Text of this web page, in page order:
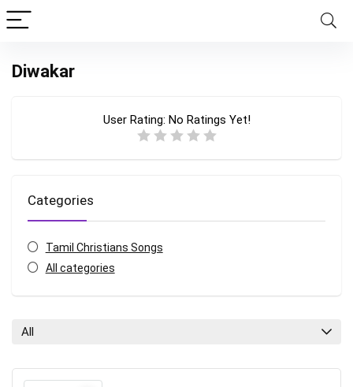
Diwakar
User Rating: No Ratings Yet!
Categories
Tamil Christians Songs
All categories
All